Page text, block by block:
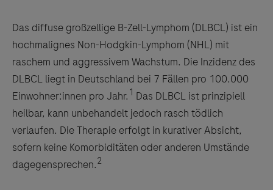
Das diffuse großzellige B-Zell-Lymphom (DLBCL) ist ein
hochmalignes Non-Hodgkin-Lymphom (NHL) mit
raschem und aggressivem Wachstum. Die Inzidenz des
DLBCL liegt in Deutschland bei 7 Fällen pro 100.000
Einwohner:innen pro Jahr. 1 Das DLBCL ist prinzipiell
heilbar, kann unbehandelt jedoch rasch tödlich
verlaufen. Die Therapie erfolgt in kurativer Absicht,
sofern keine Komorbiditäten oder anderen Umstände
dagegensprechen.2